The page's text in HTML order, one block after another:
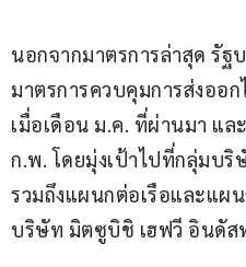
นอกจากมาตรการล่าสุด รัฐ
มาตรการควบคุมการส่งออ
เมื่อเดือน ม.ค. ที่ผ่านมา แล
ก.พ. โดยมุ่งเป้าไปที่กลุ่มบ
รวมถึงแผนกต่อเรือและแผ
บริษัท มิตซูบิชิ เฮฟวี อินดัส